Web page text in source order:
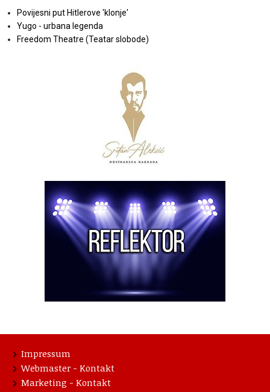
Povijesni put Hitlerove 'klonje'
Yugo - urbana legenda
Freedom Theatre (Teatar slobode)
Impressum
Webmaster - Kontakt
Marketing - Kontakt